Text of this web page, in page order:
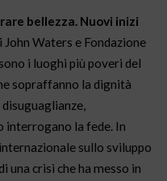
bellezza. Nuovi inizi
John Waters e Fondazione
i luoghi più poveri del
sopraffanno la dignità
interrogano la fede. In
sullo sviluppo
una crisi che ha messo in